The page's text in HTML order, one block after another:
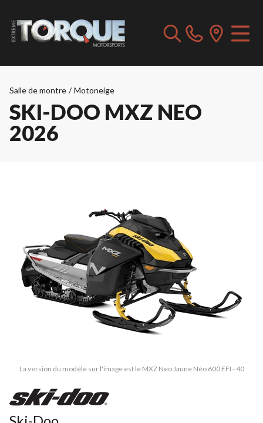
Salle de montre / Motoneige
SKI-DOO MXZ NEO
2026
La version du modèle sur l'image est le MXZ Neo Jaune Néo 600 EFI - 40